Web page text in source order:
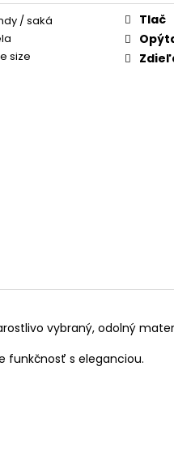
/ saká
size
Tlač
vybraný, odolný
funkčnosť s eleganciou.